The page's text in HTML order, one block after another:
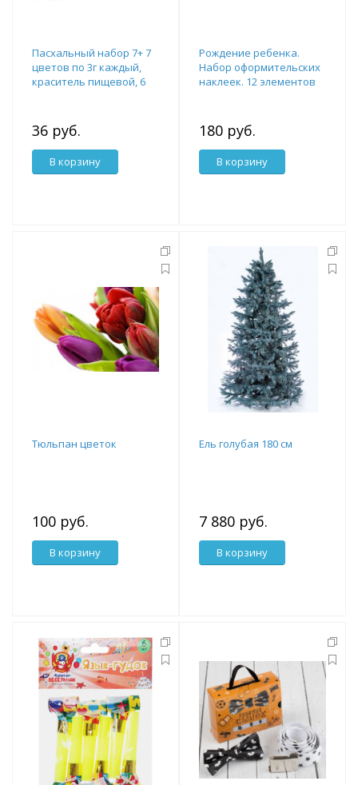
Пасхальный набор 7+ 7
цветов по 3г каждый,
краситель пищевой, 6
36 руб.
В корзину
Рождение ребенка.
Набор оформительских
наклеек. 12 элементов
180 руб.
В корзину
Тюльпан цветок
100 руб.
В корзину
Ель голубая 180 см
7 880 руб.
В корзину